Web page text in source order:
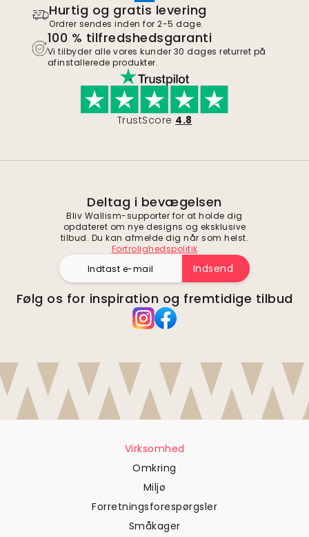
Hurtig og gratis levering
Ordrer sendes inden for 2-5 dage.
100 % tilfredshedsgaranti
Vi tilbyder alle vores kunder 30 dages returret på
afinstallerede produkter.
TrustScore 4.8
Deltag i bevægelsen
Bliv Wallism-supporter for at holde dig
opdateret om nye designs og eksklusive
tilbud. Du kan afmelde dig når som helst.
Fortrolighedspolitik
Indsend
Følg os for inspiration og fremtidige tilbud
Virksomhed
Omkring
Miljø
Forretningsforespørgsler
Småkager